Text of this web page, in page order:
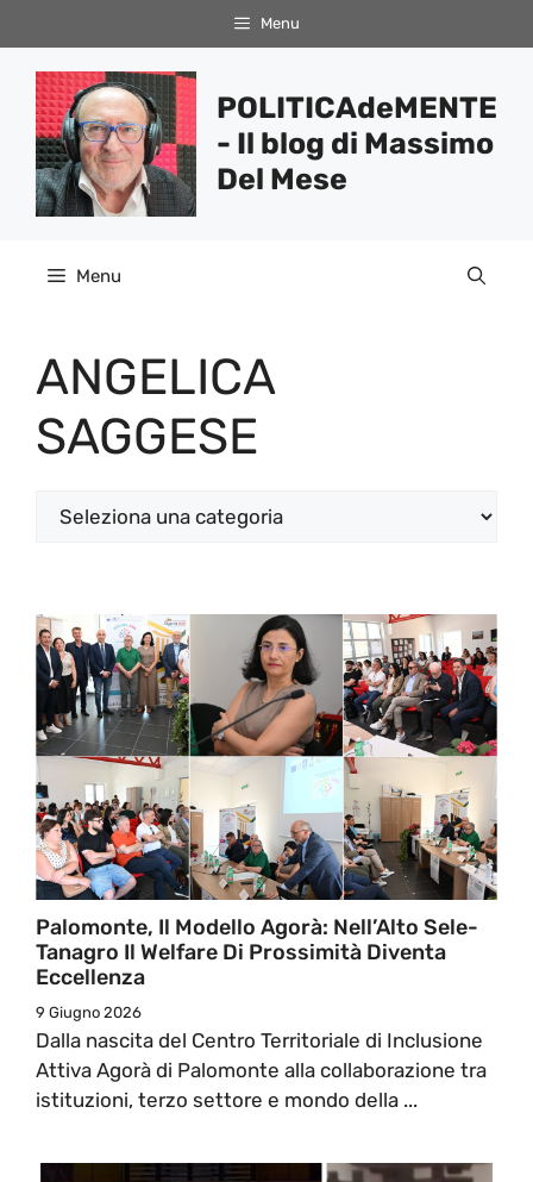
al
contenuto
Menu
POLITICAdeMENTE
- Il blog di Massimo
Del Mese
Menu
ANGELICA
SAGGESE
Categorie
Palomonte, Il Modello Agorà: Nell’Alto Sele-
Tanagro Il Welfare Di Prossimità Diventa
Eccellenza
9 Giugno 2026
Dalla nascita del Centro Territoriale di Inclusione
Attiva Agorà di Palomonte alla collaborazione tra
istituzioni, terzo settore e mondo della ...